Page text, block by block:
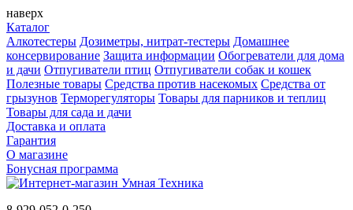
наверх
Каталог
Алкотестеры Дозиметры, нитрат-тестеры Домашнее
консервирование Защита информации Обогреватели для дома
и дачи Отпугиватели птиц Отпугиватели собак и кошек
Полезные товары Средства против насекомых Cредства от
грызунов Терморегуляторы Товары для парников и теплиц
Товары для сада и дачи
Доставка и оплата
Гарантия
О магазине
Бонусная программа